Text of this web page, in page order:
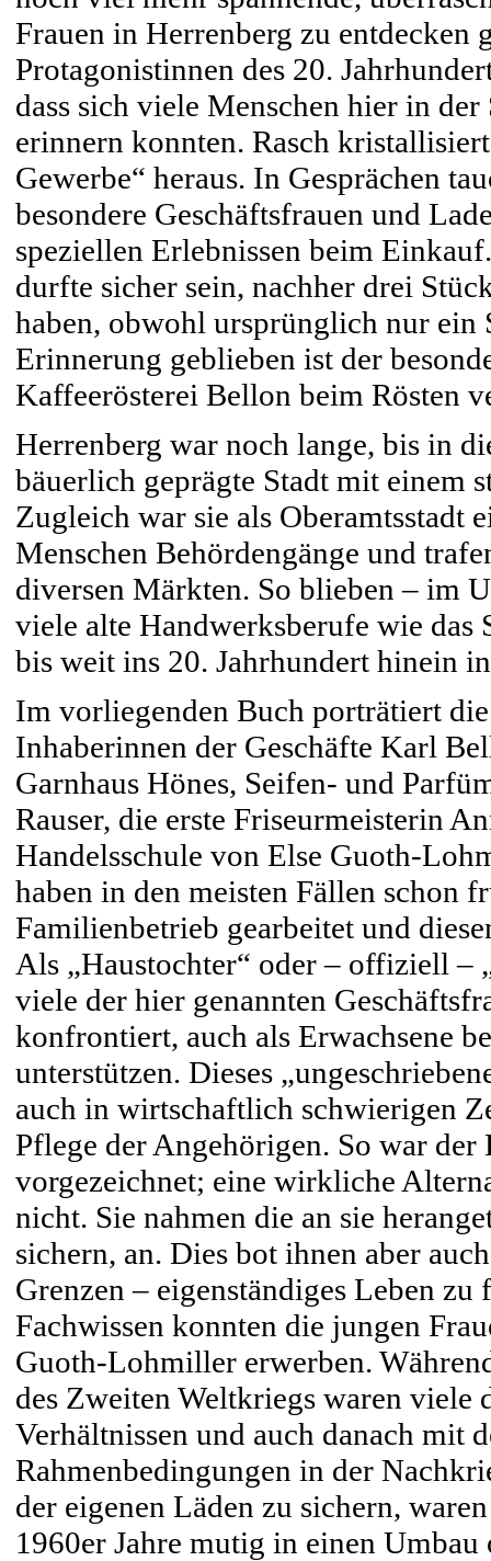
Frauen in Herrenberg zu
Protagonistinnen des 20.
dass sich viele Menschen hier in
erinnern konnten. Rasch
Gewerbe“ heraus. In Gesprächen
besondere Geschäftsfrauen und
speziellen Erlebnissen beim
durfte sicher sein, nachher drei
haben, obwohl ursprünglich nur ein
Erinnerung geblieben ist der
Kaffeerösterei Bellon beim Rösten
Herrenberg war noch lange, bis in
bäuerlich geprägte Stadt mit einem
Zugleich war sie als Oberamtsstadt
Menschen Behördengänge und
diversen Märkten. So blieben – im
viele alte Handwerksberufe wie das
bis weit ins 20. Jahrhundert hinein
Im vorliegenden Buch porträtiert
Inhaberinnen der Geschäfte Karl
Garnhaus Hönes, Seifen- und
Rauser, die erste Friseurmeisterin
Handelsschule von Else Guoth-
haben in den meisten Fällen schon
Familienbetrieb gearbeitet und
Als „Haustochter“ oder – offiziell –
viele der hier genannten
konfrontiert, auch als Erwachsene
unterstützen. Dieses
auch in wirtschaftlich schwierigen
Pflege der Angehörigen. So war
vorgezeichnet; eine wirkliche
nicht. Sie nahmen die an sie
sichern, an. Dies bot ihnen aber
Grenzen – eigenständiges Leben
Fachwissen konnten die jungen
Guoth-Lohmiller erwerben.
des Zweiten Weltkriegs waren viele
Verhältnissen und auch danach mit
Rahmenbedingungen in der
der eigenen Läden zu sichern,
1960er Jahre mutig in einen